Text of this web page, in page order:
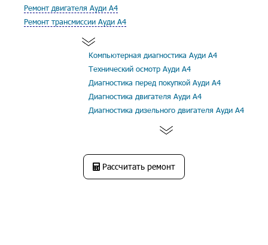
Ремонт двигателя Ауди А4
Ремонт трансмиссии Ауди А4
Компьютерная диагностика Ауди А4
Технический осмотр Ауди А4
Диагностика перед покупкой Ауди А4
Диагностика двигателя Ауди А4
Диагностика дизельного двигателя Ауди А4
Рассчитать ремонт